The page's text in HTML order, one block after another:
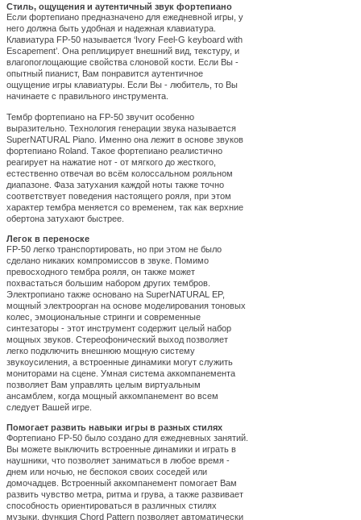
Стиль, ощущения и аутентичный звук фортепиано
Если фортепиано предназначено для ежедневной игры, у
него должна быть удобная и надежная клавиатура.
Клавиатура FP-50 называется ‘Ivory Feel-G keyboard with
Escapement’. Она реплицирует внешний вид, текстуру, и
влагопоглощающие свойства слоновой кости. Если Вы -
опытный пианист, Вам понравится аутентичное
ощущение игры клавиатуры. Если Вы - любитель, то Вы
начинаете с правильного инструмента.
Тембр фортепиано на FP-50 звучит особенно
выразительно. Технология генерации звука называется
SuperNATURAL Piano. Именно она лежит в основе звуков
фортепиано Roland. Такое фортепиано реалистично
реагирует на нажатие нот - от мягкого до жесткого,
естественно отвечая во всём колоссальном рояльном
диапазоне. Фаза затухания каждой ноты также точно
соответствует поведения настоящего рояля, при этом
характер тембра меняется со временем, так как верхние
обертона затухают быстрее.
Легок в переноске
FP-50 легко транспортировать, но при этом не было
сделано никаких компромиссов в звуке. Помимо
превосходного тембра рояля, он также может
похвастаться большим набором других тембров.
Электропиано также основано на SuperNATURAL EP,
мощный электроорган на основе моделирования тоновых
колес, эмоциональные стринги и современные
синтезаторы - этот инструмент содержит целый набор
мощных звуков. Стереофонический выход позволяет
легко подключить внешнюю мощную систему
звукоусиления, а встроенные динамики могут служить
мониторами на сцене. Умная система аккомпанемента
позволяет Вам управлять целым виртуальным
ансамблем, когда мощный аккомпанемент во всем
следует Вашей игре.
Помогает развить навыки игры в разных стилях
Фортепиано FP-50 было создано для ежедневных занятий.
Вы можете выключить встроенные динамики и играть в
наушники, что позволяет заниматься в любое время -
днем или ночью, не беспокоя своих соседей или
домочадцев. Встроенный аккомпанемент помогает Вам
развить чувство метра, ритма и грува, а также развивает
способность ориентироваться в различных стилях
музыки. функция Chord Pattern позволяет автоматически